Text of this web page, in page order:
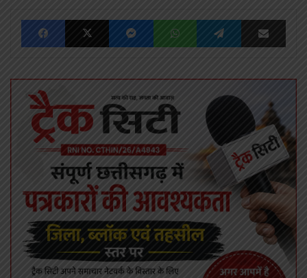
FacebookX MessengerWhatsAppTelegram Share via Email